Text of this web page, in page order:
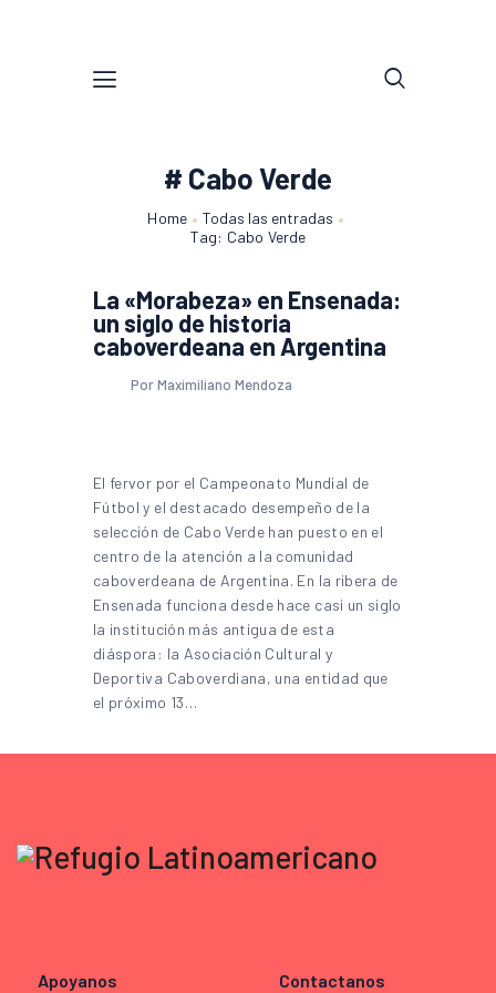
# Cabo Verde
Home
Todas las entradas
Tag: Cabo Verde
La «Morabeza» en Ensenada:
un siglo de historia
caboverdeana en Argentina
Por Maximiliano Mendoza
El fervor por el Campeonato Mundial de
Fútbol y el destacado desempeño de la
selección de Cabo Verde han puesto en el
centro de la atención a la comunidad
caboverdeana de Argentina. En la ribera de
Ensenada funciona desde hace casi un siglo
la institución más antigua de esta
diáspora: la Asociación Cultural y
Deportiva Caboverdiana, una entidad que
el próximo 13…
Apoyanos Contactanos